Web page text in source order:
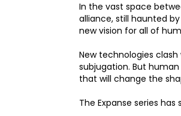
In the vast space
alliance, still haunted
new vision for all of
New technologies
subjugation. But
that will change the
The Expanse series